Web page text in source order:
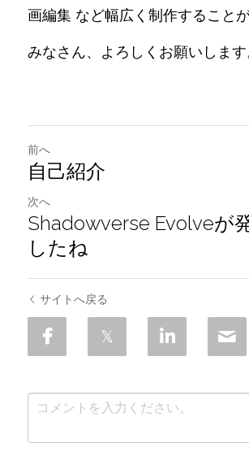
画編集 など幅広く制作することが
みなさん、よろしくお願いします
前へ
自己紹介
次へ
Shadowverse Evolveが
したね
サイトへ戻る